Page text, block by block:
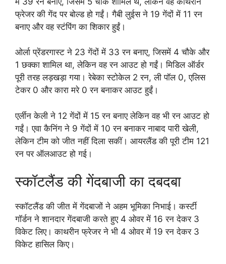
फ्रेजर की गेंद पर बोल्ड हो गईं। गैबी लुईस ने 19 गेंदों में 11 रन
बनाए और वह स्टंपिंग का शिकार हुईं।
ओर्ला प्रेंडरगास्ट ने 23 गेंदों में 33 रन बनाए, जिसमें 4 चौके और
1 छक्का शामिल था, लेकिन वह रन आउट हो गईं। मिडिल ऑर्डर
पूरी तरह लड़खड़ा गया। रेबेका स्टोकेल 2 रन, ली पॉल 0, एलिस
टेकर 0 और कारा मरे 0 रन बनाकर आउट हुईं।
एर्लीन केली ने 12 गेंदों में 15 रन बनाए लेकिन वह भी रन आउट हो
गईं। एवा कैनिंग ने 9 गेंदों में 10 रन बनाकर नाबाद पारी खेली,
लेकिन टीम को जीत नहीं दिला सकीं। आयरलैंड की पूरी टीम 121
रन पर ऑलआउट हो गई।
स्कॉटलैंड की गेंदबाजी का दबदबा
स्कॉटलैंड की जीत में गेंदबाजों ने अहम भूमिका निभाई। कर्स्टी
गॉर्डन ने शानदार गेंदबाजी करते हुए 4 ओवर में 16 रन देकर 3
विकेट लिए। काथरीन फ्रेजर ने भी 4 ओवर में 19 रन देकर 3
विकेट हासिल किए।